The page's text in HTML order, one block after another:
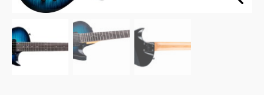
Burst